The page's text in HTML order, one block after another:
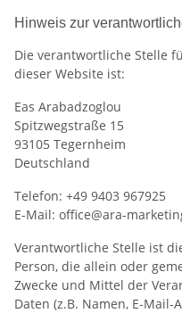
Hinweis zur
Die verantwortliche Stelle
dieser Website ist:
Eas Arabadzoglou
Spitzwegstraße 15
93105 Tegernheim
Deutschland
Telefon: +49 9403 967925
E-Mail: office@ara-
Verantwortliche Stelle ist
Person, die allein oder
Zwecke und Mittel der
Daten (z.B. Namen, E-Mail-